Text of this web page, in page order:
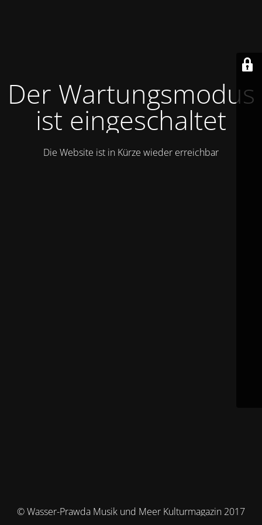
Der Wartungsmodus
ist eingeschaltet
Die Website ist in Kürze wieder erreichbar
© Wasser-Prawda Musik und Meer Kulturmagazin 2017